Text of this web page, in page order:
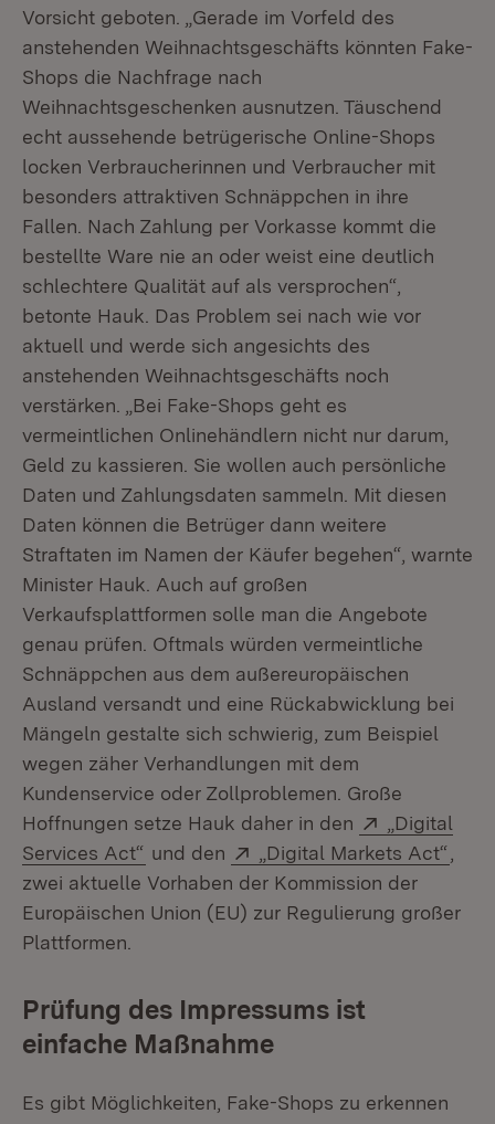
Vorsicht geboten. „Gerade im Vorfeld des
anstehenden Weihnachtsgeschäfts könnten Fake-
Shops die Nachfrage nach
Weihnachtsgeschenken ausnutzen. Täuschend
echt aussehende betrügerische Online-Shops
locken Verbraucherinnen und Verbraucher mit
besonders attraktiven Schnäppchen in ihre
Fallen. Nach Zahlung per Vorkasse kommt die
bestellte Ware nie an oder weist eine deutlich
schlechtere Qualität auf als versprochen“,
betonte Hauk. Das Problem sei nach wie vor
aktuell und werde sich angesichts des
anstehenden Weihnachtsgeschäfts noch
verstärken. „Bei Fake-Shops geht es
vermeintlichen Onlinehändlern nicht nur darum,
Geld zu kassieren. Sie wollen auch persönliche
Daten und Zahlungsdaten sammeln. Mit diesen
Daten können die Betrüger dann weitere
Straftaten im Namen der Käufer begehen“, warnte
Minister Hauk. Auch auf großen
Verkaufsplattformen solle man die Angebote
genau prüfen. Oftmals würden vermeintliche
Schnäppchen aus dem außereuropäischen
Ausland versandt und eine Rückabwicklung bei
Mängeln gestalte sich schwierig, zum Beispiel
wegen zäher Verhandlungen mit dem
Kundenservice oder Zollproblemen. Große
Hoffnungen setze Hauk daher in den
Extern:
„Digital
Services Act“ (Öffnet in neuem Fenster)
und den Extern:
„Digital Markets Act“
zwei aktuelle Vorhaben der Kommission der
Europäischen Union (EU) zur Regulierung großer
Plattformen.
Prüfung des Impressums ist
einfache Maßnahme
Es gibt Möglichkeiten, Fake-Shops zu erkennen